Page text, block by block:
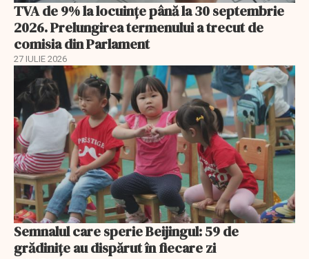
TVA de 9% la locuințe până la 30 septembrie
2026. Prelungirea termenului a trecut de
comisia din Parlament
27 IULIE 2026
Semnalul care sperie Beijingul: 59 de
grădinițe au dispărut în fiecare zi